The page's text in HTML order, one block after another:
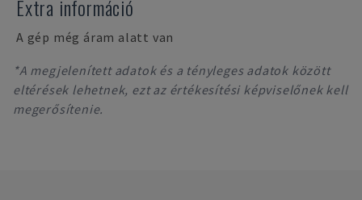
Extra információ
A gép még áram alatt van
*A megjelenített adatok és a tényleges adatok között
eltérések lehetnek, ezt az értékesítési képviselőnek kell
megerősítenie.